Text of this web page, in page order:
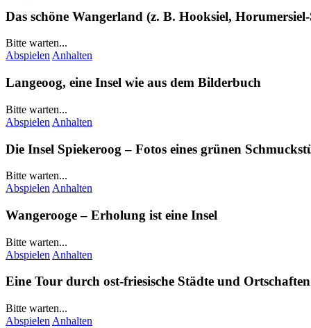
Das schöne Wangerland (z. B. Hooksiel,
Bitte warten...
Abspielen Anhalten
Langeoog, eine Insel wie aus dem Bilderbuch
Bitte warten...
Abspielen Anhalten
Die Insel Spiekeroog – Fotos eines grünen
Bitte warten...
Abspielen Anhalten
Wangerooge– Erholung ist eine Insel
Bitte warten...
Abspielen Anhalten
Eine Tour durch ost-friesische Städte und Ortschaften
Bitte warten...
Abspielen Anhalten